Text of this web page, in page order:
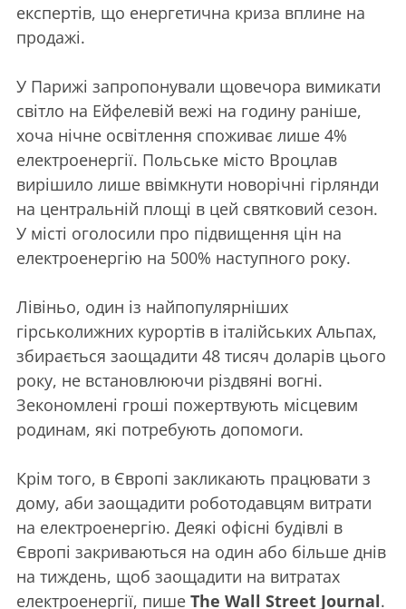
експертів, що енергетична криза вплине на
продажі.
У Парижі запропонували щовечора вимикати
світло на Ейфелевій вежі на годину раніше,
хоча нічне освітлення споживає лише 4%
електроенергії. Польське місто Вроцлав
вирішило лише ввімкнути новорічні гірлянди
на центральній площі в цей святковий сезон.
У місті оголосили про підвищення цін на
електроенергію на 500% наступного року.
Лівіньо, один із найпопулярніших
гірськолижних курортів в італійських Альпах,
збирається заощадити 48 тисяч доларів цього
року, не встановлюючи різдвяні вогні.
Зекономлені гроші пожертвують місцевим
родинам, які потребують допомоги.
Крім того, в Європі закликають працювати з
дому, аби заощадити роботодавцям витрати
на електроенергію. Деякі офісні будівлі в
Європі закриваються на один або більше днів
на тиждень, щоб заощадити на витратах
електроенергії, пише The Wall Street Journal.